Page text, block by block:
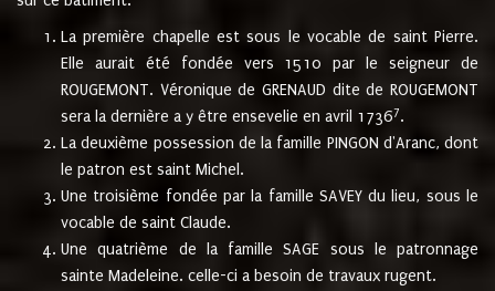
La première chapelle est sous le vocable de saint Pierre.
Elle aurait été fondée vers 1510 par le seigneur de
ROUGEMONT. Véronique de GRENAUD dite de ROUGEMONT
sera la dernière a y être ensevelie en avril 17367.
La deuxième possession de la famille PINGON d'Aranc, dont
le patron est saint Michel.
Une troisième fondée par la famille SAVEY du lieu, sous le
vocable de saint Claude.
Une quatrième de la famille SAGE sous le patronnage
sainte Madeleine. celle-ci a besoin de travaux rugent.